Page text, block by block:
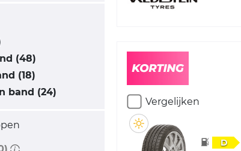
Zomerband (48)
Winterband (18)
All season band (24)
Vergelijken
D